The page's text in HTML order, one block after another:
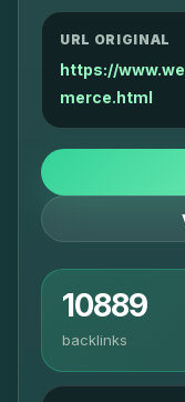
URL ORIGINAL
https://
merce.html
10889
backlinks